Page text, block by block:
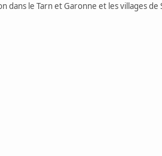
dans le Tarn et Garonne et les villages de